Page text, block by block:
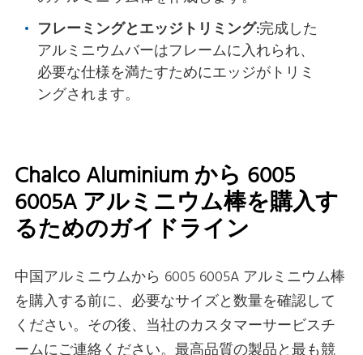
フレーミングとエッジトリミング:完成した
アルミニウムバーはフレームに入れられ、
必要な仕様を満たすためにエッジがトリミ
ングされます。
Chalco Aluminium から 6005
6005A アルミニウム棒を購入す
るためのガイドライン
中国アルミニウムから 6005 6005A アルミニウム棒
を購入する前に、必要なサイズと数量を確認して
ください。その後、当社のカスタマーサービスチ